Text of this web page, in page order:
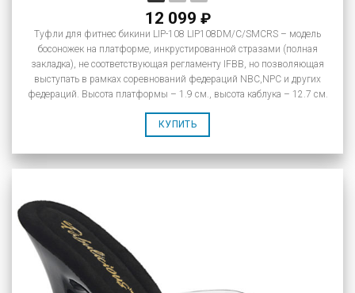
12 099 ₽
Туфли для фитнес бикини LIP-108 LIP108DM/C/SMCRS – модель
босоножек на платформе, инкрустированной стразами (полная
закладка), не соответствующая регламенту IFBB, но позволяющая
выступать в рамках соревнований федераций NBC,NPC и других
федераций. Высота платформы – 1.9 см., высота каблука – 12.7 см.
КУПИТЬ